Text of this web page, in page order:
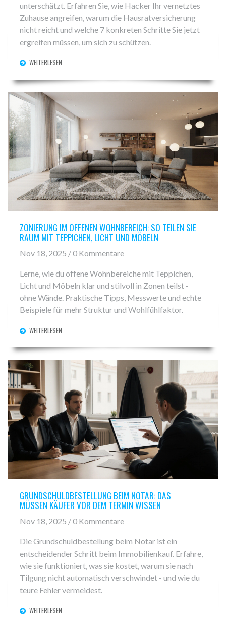
unterschätzt. Erfahren Sie, wie Hacker Ihr vernetztes
Zuhause angreifen, warum die Hausratversicherung
nicht reicht und welche 7 konkreten Schritte Sie jetzt
ergreifen müssen, um sich zu schützen.
WEITERLESEN
ZONIERUNG IM OFFENEN WOHNBEREICH: SO TEILEN SIE
RAUM MIT TEPPICHEN, LICHT UND MÖBELN
Nov 18, 2025 / 0 Kommentare
Lerne, wie du offene Wohnbereiche mit Teppichen,
Licht und Möbeln klar und stilvoll in Zonen teilst -
ohne Wände. Praktische Tipps, Messwerte und echte
Beispiele für mehr Struktur und Wohlfühlfaktor.
WEITERLESEN
GRUNDSCHULDBESTELLUNG BEIM NOTAR: DAS
MÜSSEN KÄUFER VOR DEM TERMIN WISSEN
Nov 18, 2025 / 0 Kommentare
Die Grundschuldbestellung beim Notar ist ein
entscheidender Schritt beim Immobilienkauf. Erfahre,
wie sie funktioniert, was sie kostet, warum sie nach
Tilgung nicht automatisch verschwindet - und wie du
teure Fehler vermeidest.
WEITERLESEN